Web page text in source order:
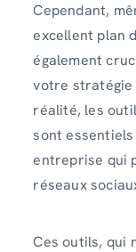
Cependant,
excellent plan
également
votre stratégie
réalité, les
sont
entreprise qui
réseaux
Ces outils, qui